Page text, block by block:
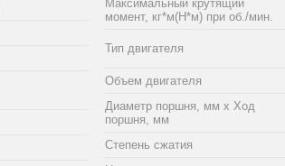
Максимальный крутящий
момент, кг*м(Н*м) при об./мин.
Тип двигателя
Объем двигателя
Диаметр поршня, мм x Ход
поршня, мм
Степень сжатия